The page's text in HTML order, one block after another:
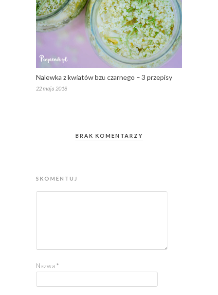
Nalewka z kwiatów bzu czarnego – 3 przepisy
22 maja 2018
BRAK KOMENTARZY
SKOMENTUJ
Nazwa *